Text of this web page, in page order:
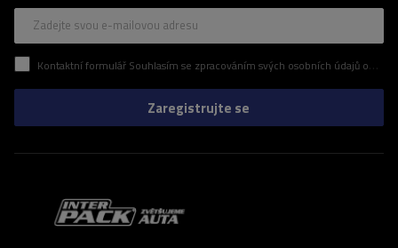
Zadejte svou e-mailovou adresu
Kontaktní formulář Souhlasím se zpracováním svých osobních údajů obsažených v kontaktním formuláři v souladu s nařízením Evropského parlamentu a Rady (EU)
Zaregistrujte se